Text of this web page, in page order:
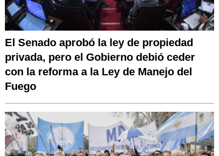
El Senado aprobó la ley de propiedad
privada, pero el Gobierno debió ceder
con la reforma a la Ley de Manejo del
Fuego